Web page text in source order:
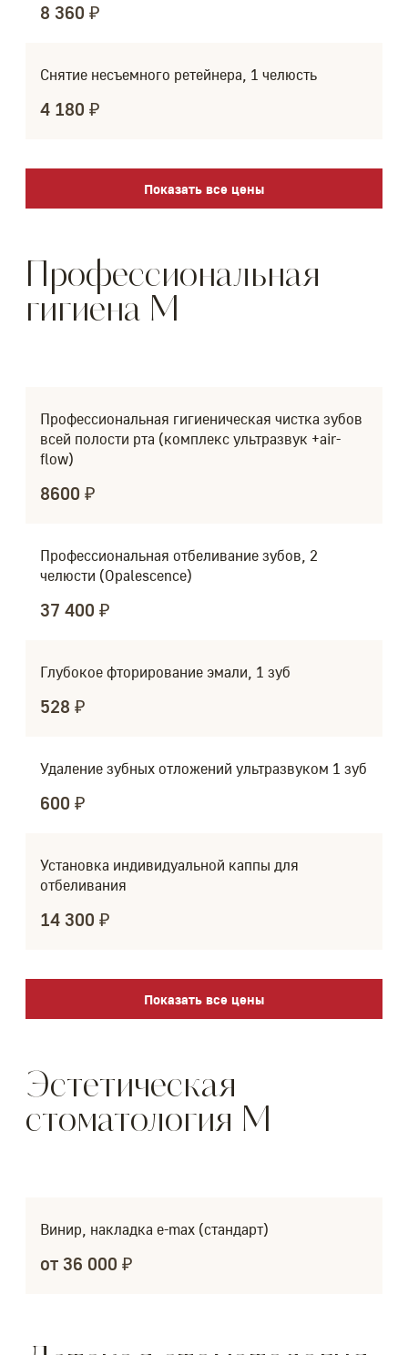
8 360 ₽
Снятие несъемного ретейнера, 1 челюсть
4 180 ₽
Показать все цены
Профессиональная
гигиена M
Профессиональная гигиеническая чистка зубов
всей полости рта (комплекс ультразвук +air-
flow)
8600 ₽
Профессиональная отбеливание зубов, 2
челюсти (Opalescence)
37 400 ₽
Глубокое фторирование эмали, 1 зуб
528 ₽
Удаление зубных отложений ультразвуком 1 зуб
600 ₽
Установка индивидуальной каппы для
отбеливания
14 300 ₽
Показать все цены
Эстетическая
стоматология M
Винир, накладка e-max (стандарт)
от 36 000 ₽